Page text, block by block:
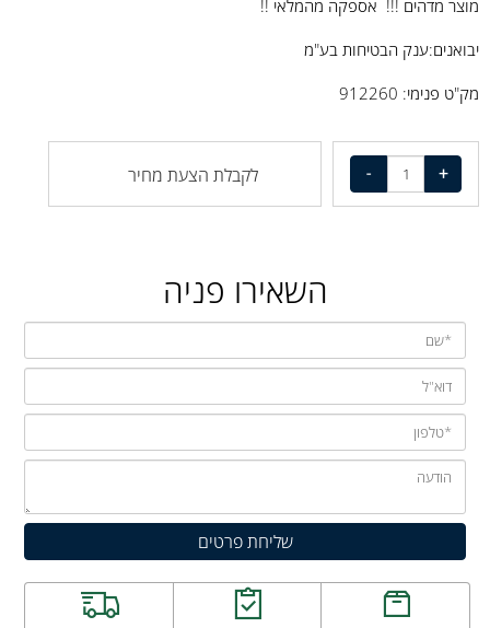
מוצר מדהים !!! אספקה מהמלאי !!
יבואנים:ענק הבטיחות בע"מ
מק"ט פנימי: 912260
לקבלת הצעת מחיר
השאירו פניה